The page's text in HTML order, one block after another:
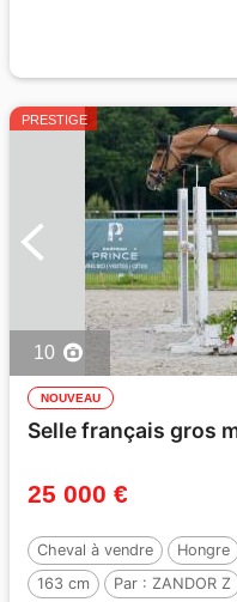
PRESTIGE
10
NOUVEAU
Selle français gros
25 000 €
Cheval à vendre Hongre
163 cm
Par : ZANDOR Z